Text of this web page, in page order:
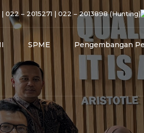
022 – 2015271 | 022 – 2013898 (Hunting)
SPME Pengembangan